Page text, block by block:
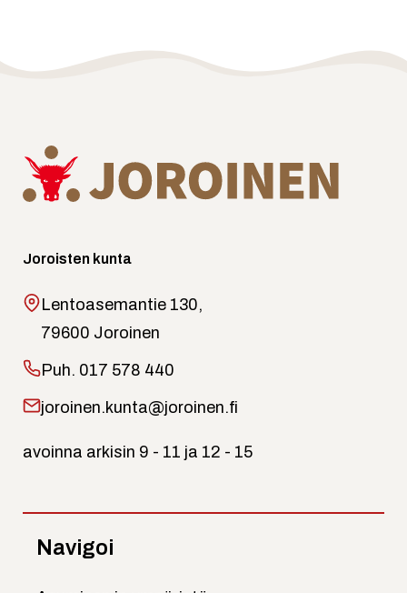
Joroisten kunta
Lentoasemantie 130,
79600 Joroinen
Puh. 017 578 440
joroinen.kunta@joroinen.fi
avoinna arkisin 9 - 11 ja 12 - 15
Navigoi